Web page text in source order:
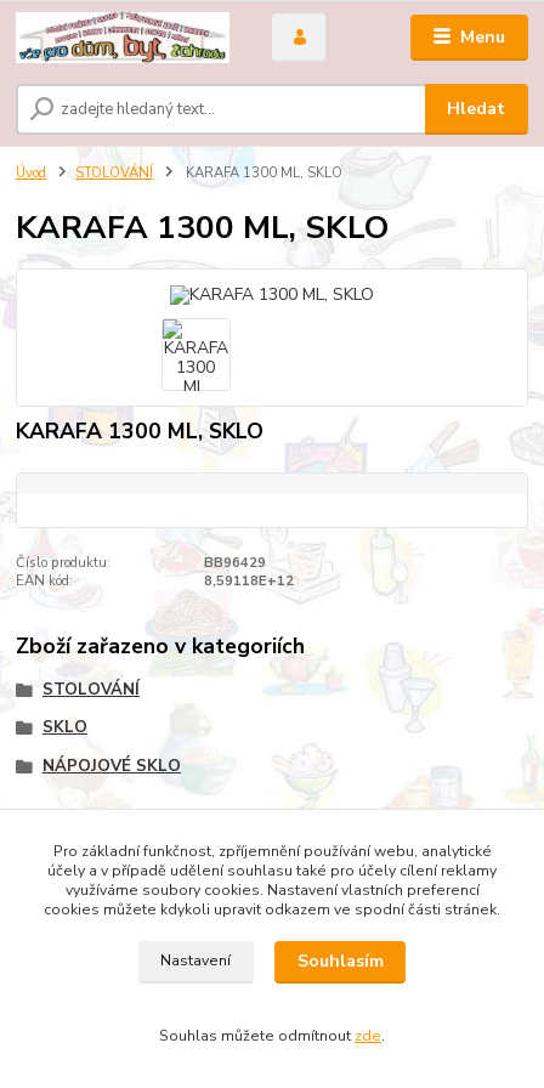
Menu
Hledat
Úvod STOLOVÁNÍ KARAFA 1300 ML, SKLO
KARAFA 1300 ML, SKLO
KARAFA 1300 ML, SKLO
Číslo produktu:
BB96429
EAN kód:
8,59118E+12
Zboží zařazeno v kategoriích
STOLOVÁNÍ
SKLO
NÁPOJOVÉ SKLO
Copyright © 2022 DOMESTICUS - VŠE PRO DŮM, BYT A
ZAHRADU
Pro základní funkčnost, zpříjemnění používání webu, analytické
účely a v případě udělení souhlasu také pro účely cílení reklamy
využíváme soubory cookies. Nastavení vlastních preferencí
cookies můžete kdykoli upravit odkazem ve spodní části stránek.
Nastavení Souhlasím
Souhlas můžete odmítnout zde.